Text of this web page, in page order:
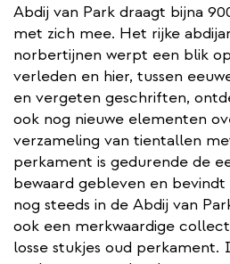
Abdij van Park draagt bijna
met zich mee. Het rijke
norbertijnen werpt een blik
verleden en hier, tussen
en vergeten geschriften,
ook nog nieuwe elementen
verzameling van tientallen
perkament is gedurende de
bewaard gebleven en bevindt
nog steeds in de Abdij van
ook een merkwaardige
losse stukjes oud perkament.